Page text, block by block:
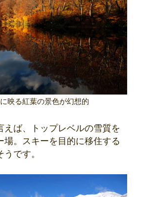
映る紅葉の景色が幻想的
えば、トップレベルの雪質を
場。スキーを目的に移住する
です。